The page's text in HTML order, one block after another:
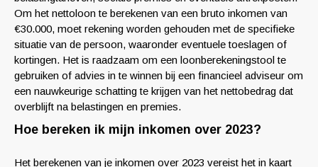
Om het nettoloon te berekenen van een bruto inkomen van
€30.000, moet rekening worden gehouden met de specifieke
situatie van de persoon, waaronder eventuele toeslagen of
kortingen. Het is raadzaam om een loonberekeningstool te
gebruiken of advies in te winnen bij een financieel adviseur om
een nauwkeurige schatting te krijgen van het nettobedrag dat
overblijft na belastingen en premies.
Hoe bereken ik mijn inkomen over 2023?
Het berekenen van je inkomen over 2023 vereist het in kaart